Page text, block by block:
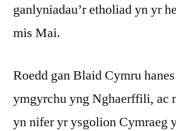
ganlyniadau’r etholiad yn yr
mis Mai.
Roedd gan Blaid Cymru
ymgyrchu yng Nghaerffili, ac
yn nifer yr ysgolion Cymraeg